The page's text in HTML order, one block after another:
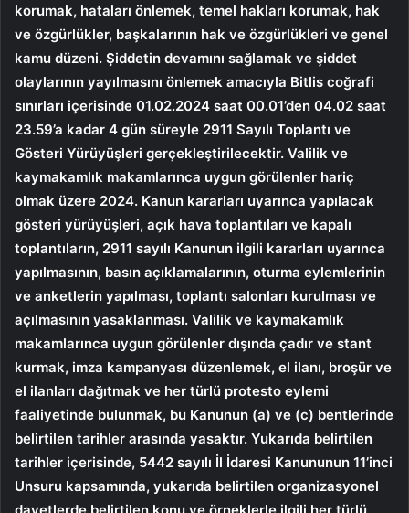
korumak, hataları önlemek, temel hakları korumak, hak
ve özgürlükler, başkalarının hak ve özgürlükleri ve genel
kamu düzeni. Şiddetin devamını sağlamak ve şiddet
olaylarının yayılmasını önlemek amacıyla Bitlis coğrafi
sınırları içerisinde 01.02.2024 saat 00.01’den 04.02 saat
23.59’a kadar 4 gün süreyle 2911 Sayılı Toplantı ve
Gösteri Yürüyüşleri gerçekleştirilecektir. Valilik ve
kaymakamlık makamlarınca uygun görülenler hariç
olmak üzere 2024. Kanun kararları uyarınca yapılacak
gösteri yürüyüşleri, açık hava toplantıları ve kapalı
toplantıların, 2911 sayılı Kanunun ilgili kararları uyarınca
yapılmasının, basın açıklamalarının, oturma eylemlerinin
ve anketlerin yapılması, toplantı salonları kurulması ve
açılmasının yasaklanması. Valilik ve kaymakamlık
makamlarınca uygun görülenler dışında çadır ve stant
kurmak, imza kampanyası düzenlemek, el ilanı, broşür ve
el ilanları dağıtmak ve her türlü protesto eylemi
faaliyetinde bulunmak, bu Kanunun (a) ve (c) bentlerinde
belirtilen tarihler arasında yasaktır. Yukarıda belirtilen
tarihler içerisinde, 5442 sayılı İl İdaresi Kanununun 11’inci
Unsuru kapsamında, yukarıda belirtilen organizasyonel